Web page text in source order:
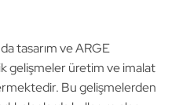
tasarım ve ARGE
gelişmeler üretim ve imalat
Bu gelişmelerden